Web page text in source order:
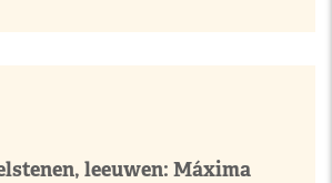
leeuwen: Máxima